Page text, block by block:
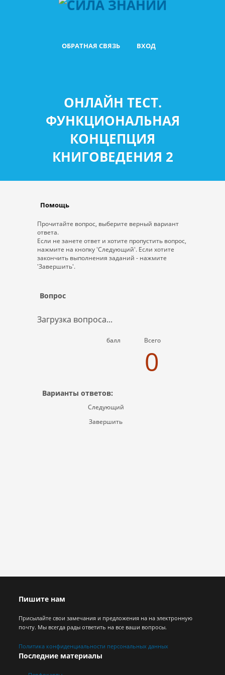
ОБРАТНАЯ СВЯЗЬ ВХОД
ОНЛАЙН ТЕСТ.
ФУНКЦИОНАЛЬНАЯ
КОНЦЕПЦИЯ
КНИГОВЕДЕНИЯ 2
Помощь
Прочитайте вопрос, выберите верный вариант
ответа.
Если не занете ответ и хотите пропустить вопрос,
нажмите на кнопку 'Следующий'. Если хотите
закончить выполнения заданий - нажмите
'Завершить'.
Вопрос
Загрузка вопроса...
балл Всего
0
Варианты ответов:
Следующий
Завершить
Пишите нам
Присылайте свои замечания и предложения на на электронную
почту. Мы всегда рады ответить на все ваши вопросы.
Политика конфиденциальности персональных данных
Последние материалы